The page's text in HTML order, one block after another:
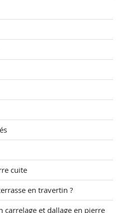
cuite
en travertin ?
carrelage et dallage en pierre